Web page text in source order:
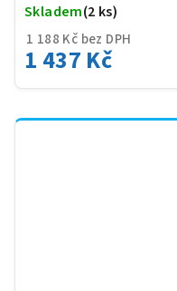
1 188 Kč bez DPH
1 437 Kč
Skladem(2 ks)